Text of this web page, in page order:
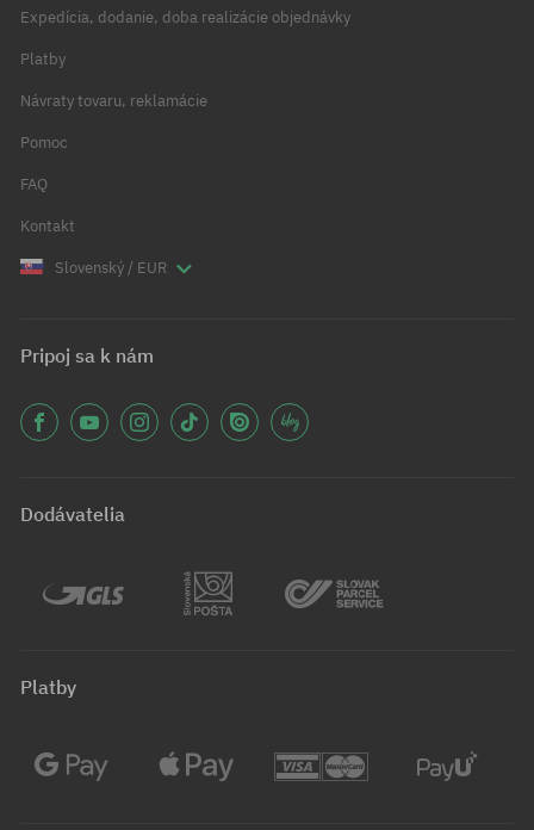
Expedícia, dodanie, doba realizácie objednávky
Platby
Návraty tovaru, reklamácie
Pomoc
FAQ
Kontakt
Slovenský / EUR
Pripoj sa k nám
Dodávatelia
Platby